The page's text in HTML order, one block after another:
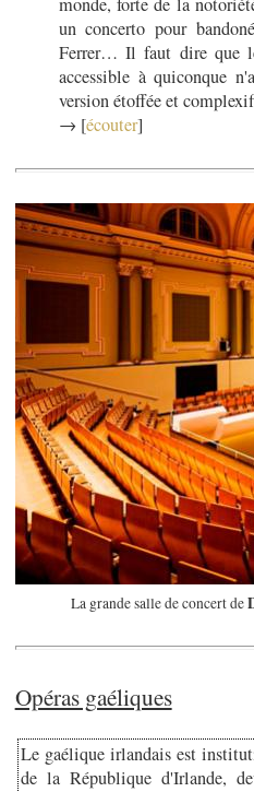
un concerto pour
Ferrer… Il faut dire que
accessible à quiconque
version étoffée et
→ [écouter]
La grande salle de concert de
Opéras gaéliques
Le gaélique irlandais est
de la République d'Irlande,